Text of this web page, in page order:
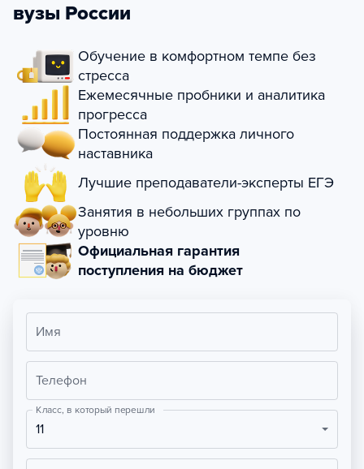
вузы России
Обучение в комфортном темпе без
стресса
Ежемесячные пробники и аналитика
прогресса
Постоянная поддержка личного
наставника
Лучшие преподаватели-эксперты ЕГЭ
Занятия в небольших группах по
уровню
Официальная гарантия
поступления на бюджет
Имя
Телефон
Класс, в который перешли
11